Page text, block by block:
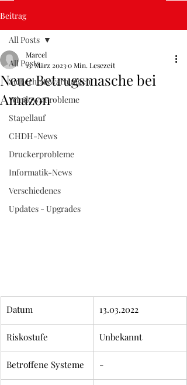
COMPUTERHELLEF DOHEEM
Das Original - Service nach allen Regeln der Kunst
52 38 60
Beitrag
All Posts
Sicherheitswarnungen
Windows Probleme
Stapellauf
CHDH-News
Druckerprobleme
Informatik-News
Verschiedenes
Updates - Upgrades
All Posts
Neue Betrugsmasche bei
Amazon
Marcel
13. März 20230 Min. Lesezeit
Datum 13.03.2022
Riskostufe Unbekannt
Betroffene Systeme -